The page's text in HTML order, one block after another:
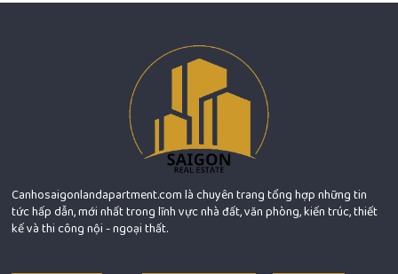
Canhosaigonlandapartment.com là chuyên trang tổng hợp những tin
tức hấp dẫn, mới nhất trong lĩnh vực nhà đất, văn phòng, kiến trúc, thiết
kế và thi công nội - ngoại thất.